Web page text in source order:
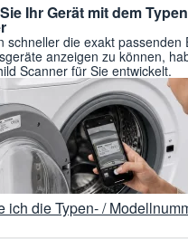
Ihr Gerät mit dem
schneller die exakt passenden
anzeigen zu können,
Scanner für Sie entwickelt.
ich die Typen- /